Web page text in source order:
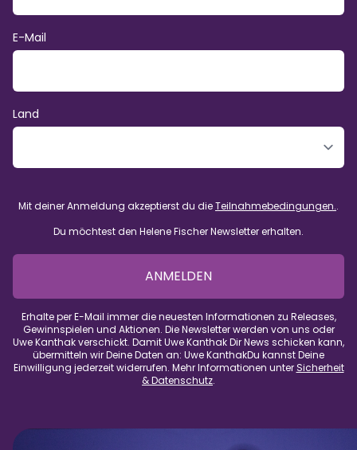
E-Mail
Land
Mit deiner Anmeldung akzeptierst du dieTeilnahmebedingungen..
Du möchtest den Helene Fischer Newsletter erhalten.
ANMELDEN
Erhalte per E-Mail immer die neuesten Informationen zu Releases,
Gewinnspielen und Aktionen. Die Newsletter werden von uns oder
Uwe Kanthak verschickt. Damit Uwe Kanthak Dir News schicken kann,
übermitteln wir Deine Daten an: Uwe KanthakDu kannst Deine
Einwilligung jederzeit widerrufen. Mehr Informationen unter Sicherheit
& Datenschutz.